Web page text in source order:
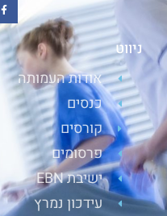
ניווט
אודות העמותה
כנסים
קורסים
פרסומים
ישיבת EBN
עידכון נמרץ